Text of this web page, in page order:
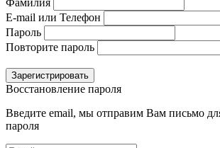
Фамилия
E-mail или Телефон
Пароль
Повторите пароль
Зарегистрировать
Восстановление пароля
Введите email, мы отправим Вам письмо
пароля